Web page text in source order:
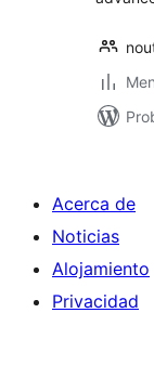
Acerca de
Noticias
Alojamiento
Privacidad